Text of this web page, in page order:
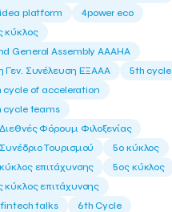
platform
4power eco
κύκλος
General Assembly AAAHA
Γεν. Συνέλευση ΕΞΑΑΑ
5th cycle
cycle of acceleration
cycle teams
Φόρουμ Φιλοξενίας
Τουρισμού
5ο κύκλος
επιτάχυνσης
5ος κύκλος
κύκλος επιτάχυνσης
talks
6th Cycle